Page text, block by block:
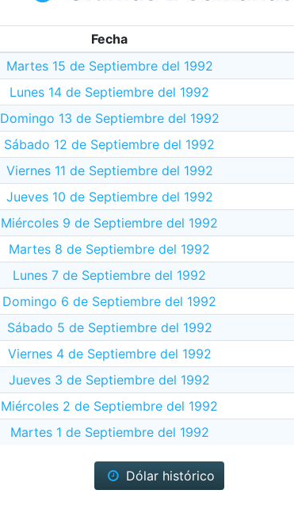
Fecha
Martes 15 de Septiembre del 1992
Lunes 14 de Septiembre del 1992
Domingo 13 de Septiembre del 1992
Sábado 12 de Septiembre del 1992
Viernes 11 de Septiembre del 1992
Jueves 10 de Septiembre del 1992
Miércoles 9 de Septiembre del 1992
Martes 8 de Septiembre del 1992
Lunes 7 de Septiembre del 1992
Domingo 6 de Septiembre del 1992
Sábado 5 de Septiembre del 1992
Viernes 4 de Septiembre del 1992
Jueves 3 de Septiembre del 1992
Miércoles 2 de Septiembre del 1992
Martes 1 de Septiembre del 1992
Dólar histórico